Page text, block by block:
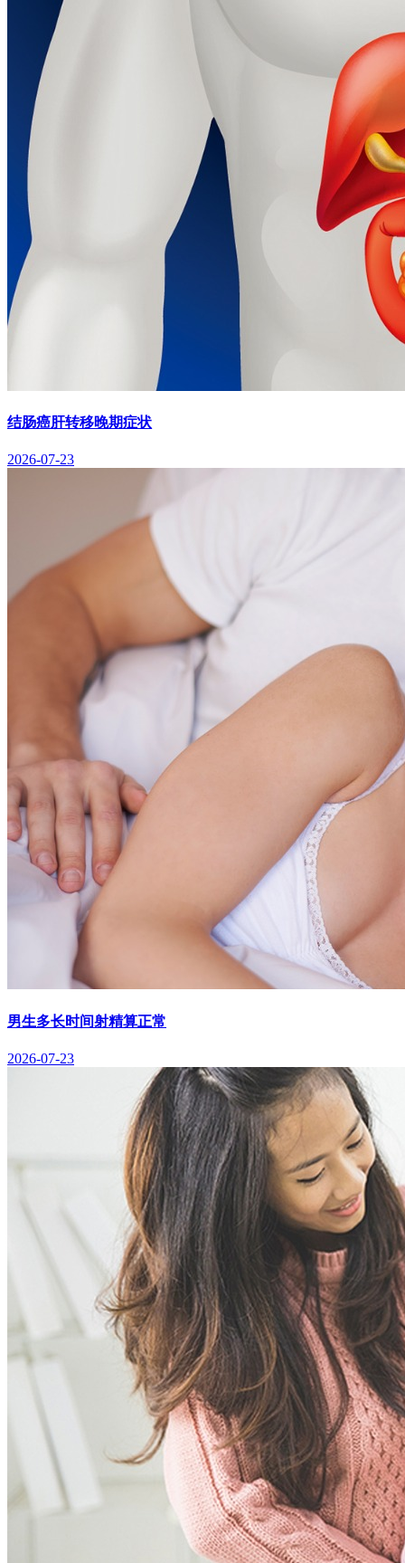
结肠癌肝转移晚期症状
2026-07-23
男生多长时间射精算正常
2026-07-23